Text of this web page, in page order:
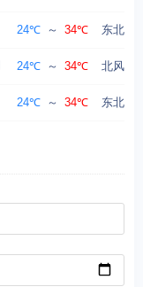
24℃ ～ 34℃ 东北风
24℃ ～ 34℃ 北风转
24℃ ～ 34℃ 东北风